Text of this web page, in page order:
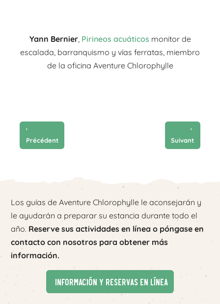
Yann Bernier, Pirineos acuáticos monitor de
escalada, barranquismo y vías ferratas, miembro
de la oficina Aventure Chlorophylle
'
Précédent
Suivant
'
Los guías de Aventure Chlorophylle le aconsejarán y
le ayudarán a preparar su estancia durante todo el
año. Reserve sus actividades en línea o póngase en
contacto con nosotros para obtener más
información.
Información y reservas en línea